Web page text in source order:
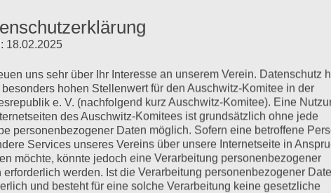
20.05.2020
ein Transparent an einer Lattenkonstruktion zu befestigen,
begann mit einem Antrag des Verteidigers
wünscht, um die Erinnerungslücken Bruno Ds., die nach
lasse Erinnerungen aus, die ihm…
mehr ...
18.02.2025
uns sehr über Ihr Interesse an unserem Verein. Datenschutz
hohen Stellenwert für den Auschwitz-Komitee in der
e. V. (nachfolgend kurz Auschwitz-Komitee). Eine
des Auschwitz-Komitees ist grundsätzlich ohne jede
personenbezogener Daten möglich. Sofern eine betroffene
Services unseres Vereins über unsere Internetseite in
möchte, könnte jedoch eine Verarbeitung personenbezogener
erforderlich werden. Ist die Verarbeitung personenbezogener
und besteht für eine solche Verarbeitung keine gesetzliche